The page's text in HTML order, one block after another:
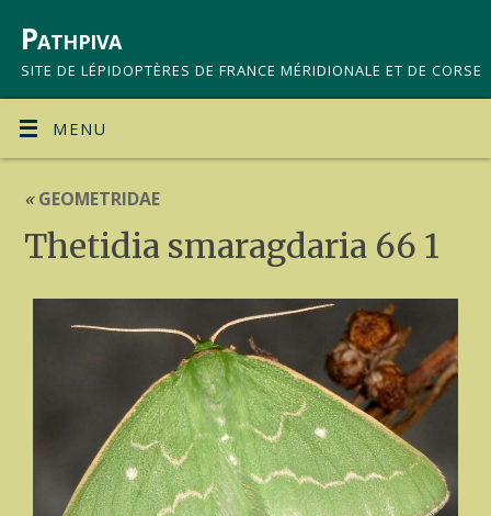
Pathpiva
SITE DE LÉPIDOPTÈRES DE FRANCE MÉRIDIONALE ET DE CORSE
MENU
«GEOMETRIDAE
Thetidia smaragdaria 66 1